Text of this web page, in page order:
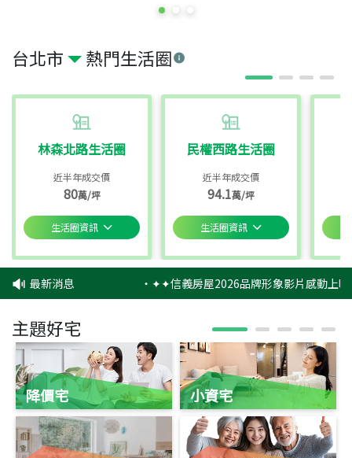
台北市 熱門生活圈
林森北路生活圈
近半年成交價
80萬/坪
生活圈資訊
民權西路生活圈
近半年成交價
94.1萬/坪
生活圈資訊
最新消息 ‧✦✦信義房屋2026品牌形象影片感動上
主題好宅
降價宅 小資宅